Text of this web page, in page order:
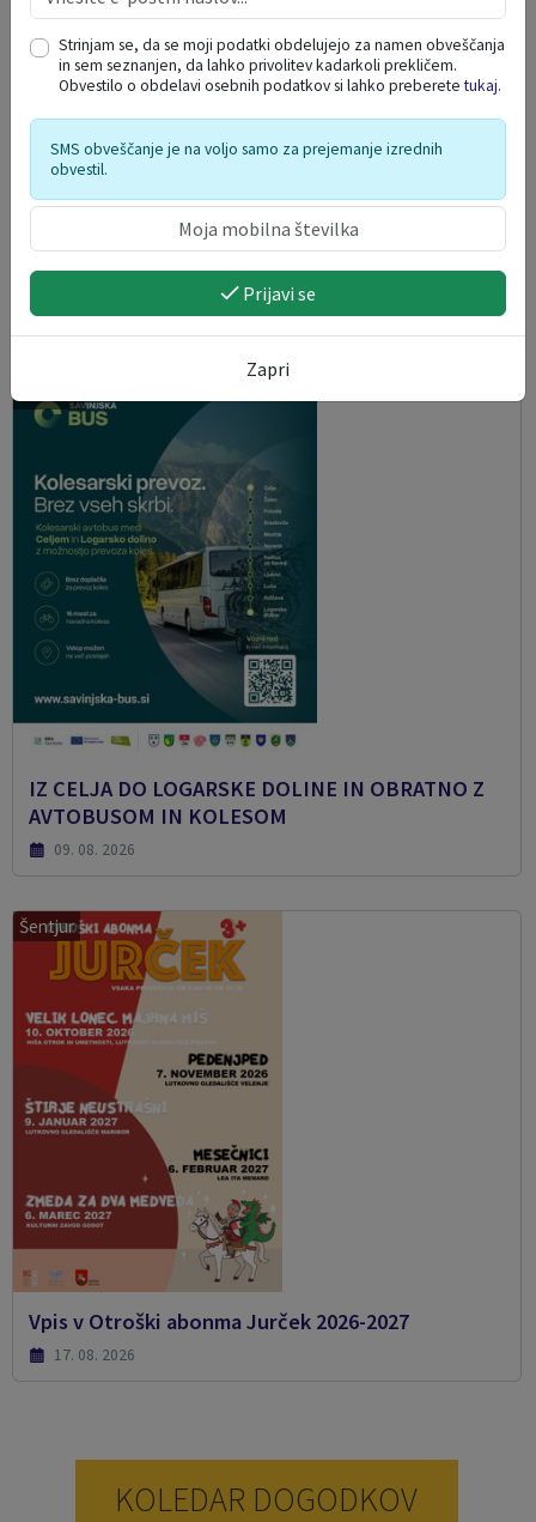
PREVOZI NA KLIC NA SOLČAVSKEM
09. 08. 2026
IZ CELJA DO LOGARSKE DOLINE IN OBRATNO Z
AVTOBUSOM IN KOLESOM
09. 08. 2026
Šentjur
Vpis v Otroški abonma Jurček 2026-2027
17. 08. 2026
KOLEDAR DOGODKOV
Strinjam se, da se moji podatki obdelujejo za namen obveščanja
in sem seznanjen, da lahko privolitev kadarkoli prekličem.
Obvestilo o obdelavi osebnih podatkov si lahko preberetetukaj.
SMS obveščanje je na voljo samo za prejemanje izrednih
obvestil.
Prijavi se
Zapri